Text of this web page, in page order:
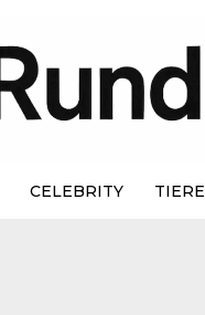
CELEBRITY TIERE